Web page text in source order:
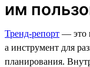
им
Тренд-репорт — это
а инструмент для
планирования.